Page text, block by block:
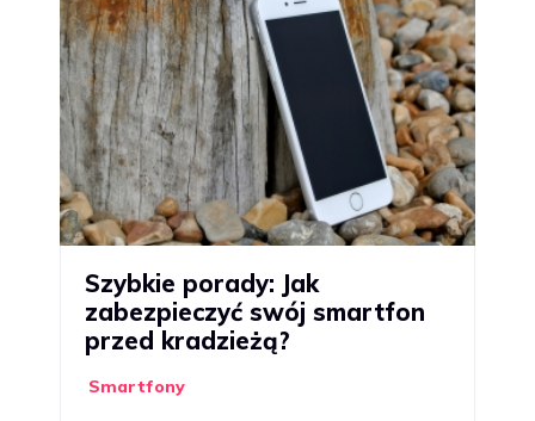
Szybkie porady: Jak
zabezpieczyć swój smartfon
przed kradzieżą?
Smartfony